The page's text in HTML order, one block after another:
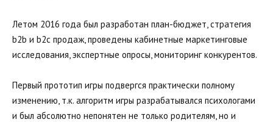
Летом 2016 года был разработан план-бюджет, стратегия
b2b и b2c продаж, проведены кабинетные маркетинговые
исследования, экспертные опросы, мониторинг конкурентов.
Первый прототип игры подвергся практически полному
изменению, т.к. алгоритм игры разрабатывался психологами
и был абсолютно непонятен не только родителям, но и